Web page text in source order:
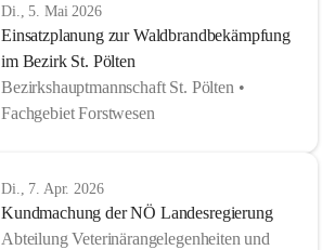
Di., 5. Mai 2026
Einsatzplanung zur Waldbrandbekämpfung
im Bezirk St. Pölten
Bezirkshauptmannschaft St. Pölten •
Fachgebiet Forstwesen
Di., 7. Apr. 2026
Kundmachung der NÖ Landesregierung
Abteilung Veterinärangelegenheiten und